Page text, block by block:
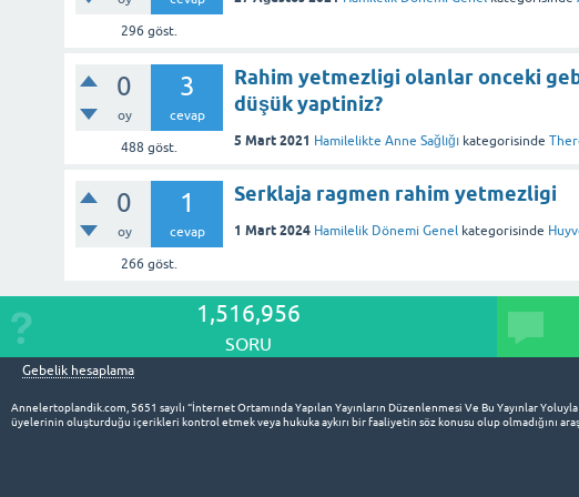
296 göst.
0
oy
3
cevap
488 göst.
Rahim yetmezligi olanlar onceki
düşük yaptiniz?
5 Mart 2021 Hamilelikte Anne Sağlığı kategorisinde
0
oy
1
cevap
266 göst.
Serklaja ragmen rahim yetmezligi
1 Mart 2024 Hamilelik Dönemi Genel kategorisinde
1,516,956
SORU
Gebelik hesaplama
Annelertoplandik.com, 5651 sayılı “İnternet Ortamında Yapılan Yayınların Düzenlenmesi Ve Bu Yayınlar
üyelerinin oluşturduğu içerikleri kontrol etmek veya hukuka aykırı bir faaliyetin söz konusu olup olmadığını